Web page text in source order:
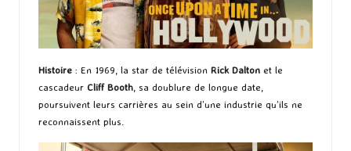
Histoire : En 1969, la star de télévision Rick Dalton et le
cascadeur Cliff Booth, sa doublure de longue date,
poursuivent leurs carrières au sein d’une industrie qu’ils ne
reconnaissent plus.